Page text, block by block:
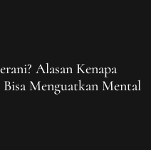
Alasan Kenapa
Menguatkan Mental